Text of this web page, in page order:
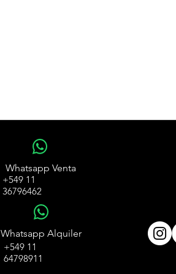
Whatsapp Venta
+549 11
36796462
Whatsapp Alquiler
+549 11
64798911